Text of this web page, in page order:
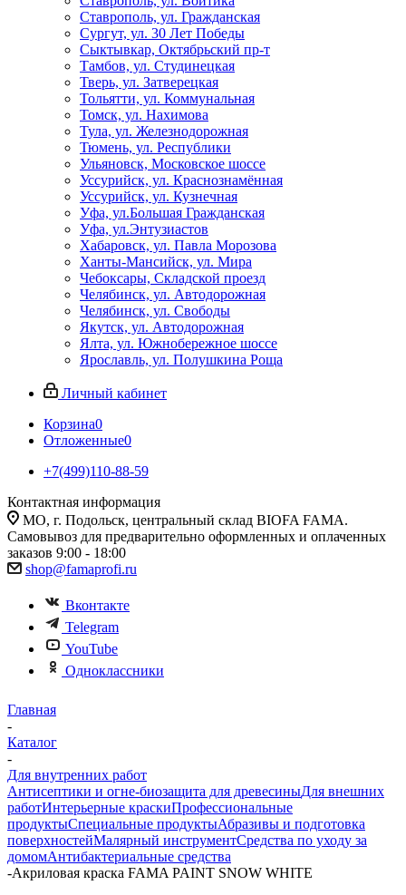
Ставрополь, ул. Гражданская
Сургут, ул. 30 Лет Победы
Сыктывкар, Октябрьский пр-т
Тамбов, ул. Студинецкая
Тверь, ул. Затверецкая
Тольятти, ул. Коммунальная
Томск, ул. Нахимова
Тула, ул. Железнодорожная
Тюмень, ул. Республики
Ульяновск, Московское шоссе
Уссурийск, ул. Краснознамённая
Уссурийск, ул. Кузнечная
Уфа, ул.Большая Гражданская
Уфа, ул.Энтузиастов
Хабаровск, ул. Павла Морозова
Ханты-Мансийск, ул. Мира
Чебоксары, Складской проезд
Челябинск, ул. Автодорожная
Челябинск, ул. Свободы
Якутск, ул. Автодорожная
Ялта, ул. Южнобережное шоссе
Ярославль, ул. Полушкина Роща
Личный кабинет
Корзина0
Отложенные0
+7(499)110-88-59
Контактная информация
МО, г. Подольск, центральный склад BIOFA FAMA.
Самовывоз для предварительно оформленных и оплаченных
заказов 9:00 - 18:00
shop@famaprofi.ru
Вконтакте
Telegram
YouTube
Одноклассники
Главная
-
Каталог
-
Для внутренних работ
Антисептики и огне-биозащита для древесиныДля внешних
работИнтерьерные краскиПрофессиональные
продуктыСпециальные продуктыАбразивы и подготовка
поверхностейМалярный инструментСредства по уходу за
домомАнтибактериальные средства
-Акриловая краска FAMA PAINT SNOW WHITE